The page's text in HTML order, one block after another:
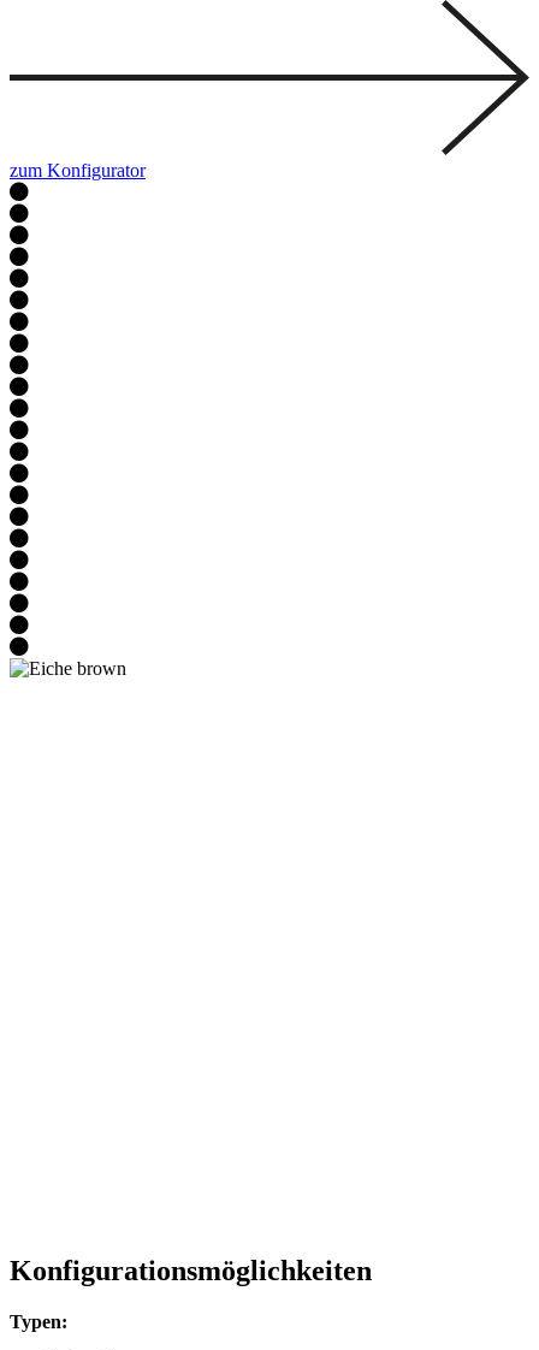
zum Konfigurator
Konfigurationsmöglichkeiten
Typen: